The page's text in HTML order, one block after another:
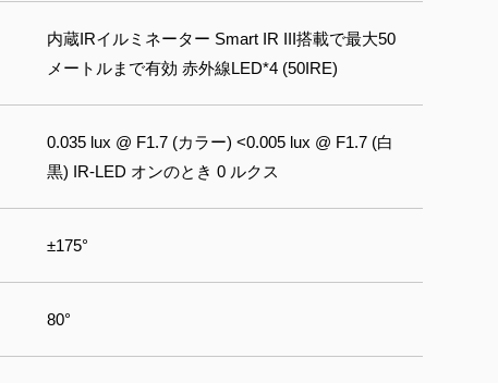
内蔵IRイルミネーター Smart IR III搭載で最大50
メートルまで有効 赤外線LED*4 (50IRE)
0.035 lux @ F1.7 (カラー) <0.005 lux @ F1.7 (白
黒) IR‐LED オンのとき 0 ルクス
±175°
80°